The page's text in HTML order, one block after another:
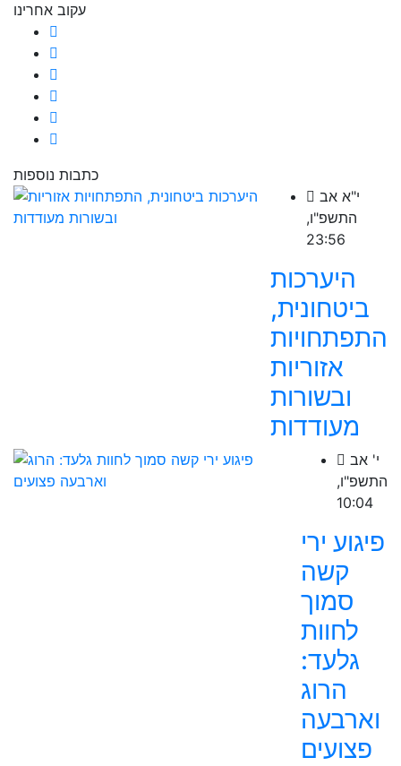
עקוב אחרינו
כתבות נוספות
י"א אב
התשפ"ו,
23:56
היערכות
ביטחונית,
התפתחויות
אזוריות
ובשורות
מעודדות
י' אב
התשפ"ו,
10:04
פיגוע ירי
קשה
סמוך
לחוות
גלעד:
הרוג
וארבעה
פצועים